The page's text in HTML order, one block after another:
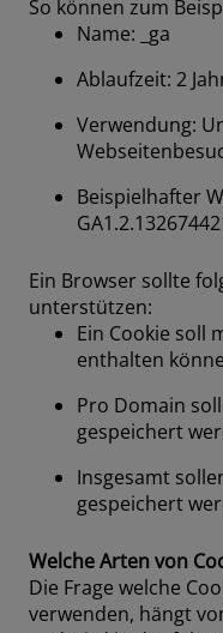
So können zum
Name: _ga
Ablaufzeit: 2
Verwendung:
Beispielhafter
Ein Browser sollte
unterstützen:
Ein Cookie soll
enthalten
Pro Domain
gespeichert
Insgesamt
gespeichert
Welche Arten von
Die Frage welche
verwenden, hängt